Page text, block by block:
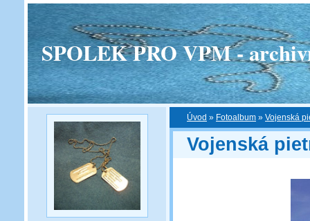
SPOLEK PRO VPM -
Úvod » Fotoalbum » Vojenská
Vojenská